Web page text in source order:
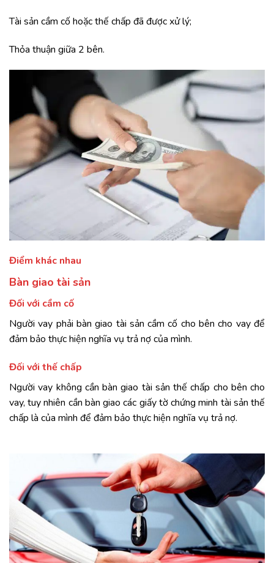
Tài sản cầm cố hoặc thế chấp đã được xử lý;
Thỏa thuận giữa 2 bên.
Điểm khác nhau
Bàn giao tài sản
Đối với cầm cố
Người vay phải bàn giao tài sản cầm cố cho bên cho vay để
đảm bảo thực hiện nghĩa vụ trả nợ của mình.
Đối với thế chấp
Người vay không cần bàn giao tài sản thế chấp cho bên cho
vay, tuy nhiên cần bàn giao các giấy tờ chứng minh tài sản thế
chấp là của mình để đảm bảo thực hiện nghĩa vụ trả nợ.